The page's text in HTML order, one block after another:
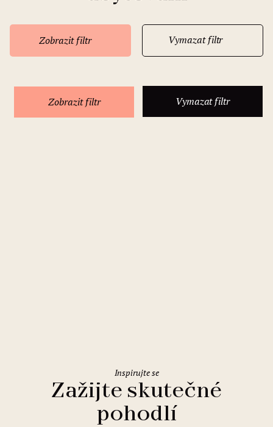
Zobrazit filtr
Zobrazit filtr
Vymazat filtr
Vymazat filtr
Zažijte skutečné
pohodlí
Inspirujte se